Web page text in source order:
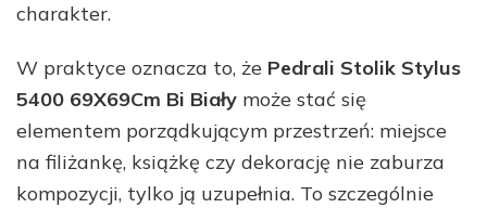
charakter.
W praktyce oznacza to, że Pedrali Stolik Stylus
5400 69X69Cm Bi Biały może stać się
elementem porządkującym przestrzeń: miejsce
na filiżankę, książkę czy dekorację nie zaburza
kompozycji, tylko ją uzupełnia. To szczególnie